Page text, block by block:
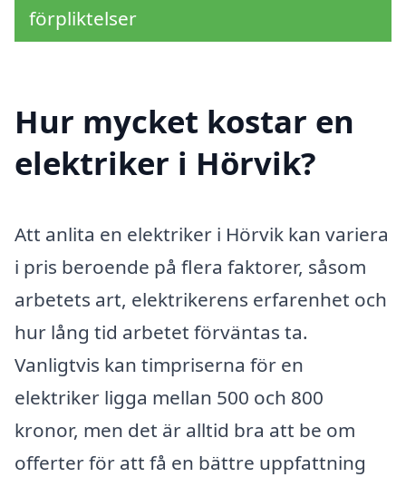
förpliktelser
Hur mycket kostar en
elektriker i Hörvik?
Att anlita en elektriker i Hörvik kan variera
i pris beroende på flera faktorer, såsom
arbetets art, elektrikerens erfarenhet och
hur lång tid arbetet förväntas ta.
Vanligtvis kan timpriserna för en
elektriker ligga mellan 500 och 800
kronor, men det är alltid bra att be om
offerter för att få en bättre uppfattning